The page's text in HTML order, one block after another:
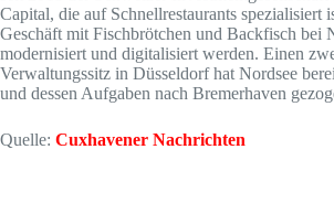
Capital, die auf Schnellrestaurants spezialisiert
Geschäft mit Fischbrötchen und Backfisch bei
modernisiert und digitalisiert werden. Einen
Verwaltungssitz in Düsseldorf hat Nordsee
und dessen Aufgaben nach Bremerhaven
Quelle: Cuxhavener Nachrichten